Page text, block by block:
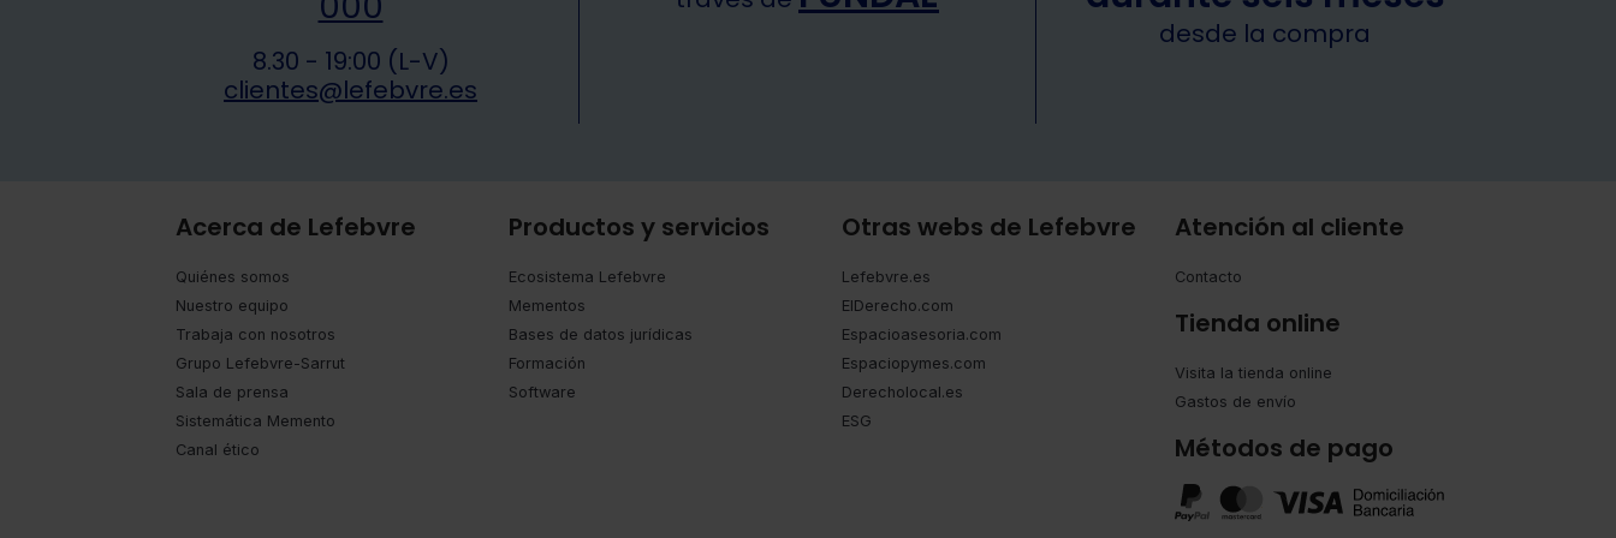
8.30 - 19:00 (L-V)
clientes@lefebvre.es
desde la compra
Acerca de Lefebvre
Quiénes somos
Nuestro equipo
Trabaja con nosotros
Grupo Lefebvre-Sarrut
Sala de prensa
Sistemática Memento
Canal ético
Productos y servicios
Ecosistema Lefebvre
Mementos
Bases de datos jurídicas
Formación
Software
Otras webs de Lefebvre
Lefebvre.es
ElDerecho.com
Espacioasesoria.com
Espaciopymes.com
Derecholocal.es
ESG
Atención al cliente
Contacto
Tienda online
Visita la tienda online
Gastos de envío
Métodos de pago